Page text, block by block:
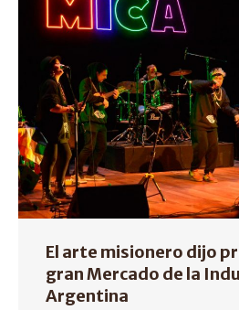
El arte misionero dijo
gran Mercado de la
Argentina